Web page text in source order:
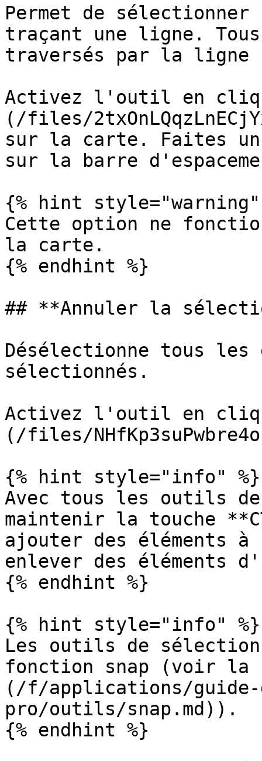
Permet de
traçant une ligne.
traversés par la ligne
Activez l'outil en
(/files/
sur la carte. Faites
sur la barre
{% hint style="warning"
Cette option ne
la carte.
{% endhint %}
## **Annuler la
Désélectionne tous les
sélectionnés.
Activez l'outil en
(/files/
{% hint style="info" %}
Avec tous les outils
maintenir la touche
ajouter des éléments
enlever des éléments
{% endhint %}
{% hint style="info" %}
Les outils de
fonction snap (voir la
(/f/applications/
pro/outils/snap.md)).
{% endhint %}